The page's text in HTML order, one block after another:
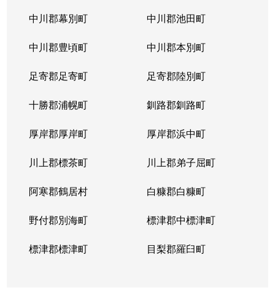
中川郡幕別町 中川郡池田町
中川郡豊頃町 中川郡本別町
足寄郡足寄町 足寄郡陸別町
十勝郡浦幌町 釧路郡釧路町
厚岸郡厚岸町 厚岸郡浜中町
川上郡標茶町 川上郡弟子屈町
阿寒郡鶴居村 白糠郡白糠町
野付郡別海町 標津郡中標津町
標津郡標津町 目梨郡羅臼町